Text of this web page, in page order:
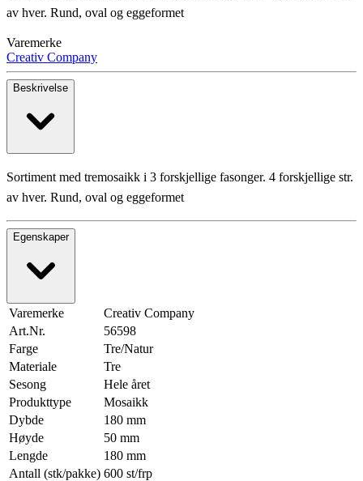
av hver. Rund, oval og eggeformet
Varemerke
Creativ Company
Beskrivelse
Sortiment med tremosaikk i 3 forskjellige fasonger. 4 forskjellige str.
av hver. Rund, oval og eggeformet
Egenskaper
Varemerke
Creativ Company
Art.Nr.
56598
Farge
Tre/Natur
Materiale
Tre
Sesong
Hele året
Produkttype
Mosaikk
Dybde
180 mm
Høyde
50 mm
Lengde
180 mm
Antall (stk/pakke) 600 st/frp